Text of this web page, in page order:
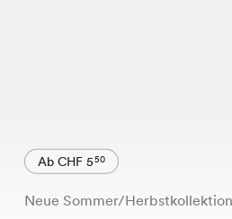
Ab CHF 550
Neue Sommer/